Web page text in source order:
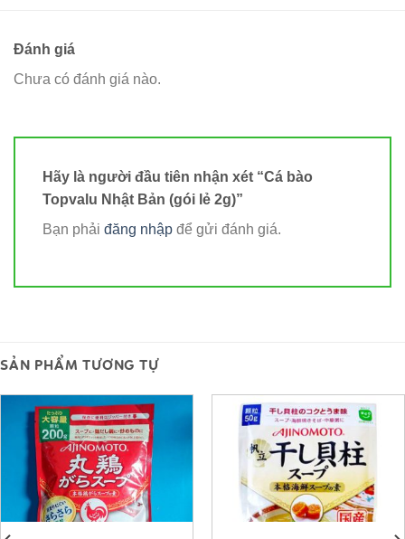
Đánh giá
Chưa có đánh giá nào.
Hãy là người đầu tiên nhận xét “Cá bào
Topvalu Nhật Bản (gói lẻ 2g)”
Bạn phải đăng nhập để gửi đánh giá.
SẢN PHẨM TƯƠNG TỰ